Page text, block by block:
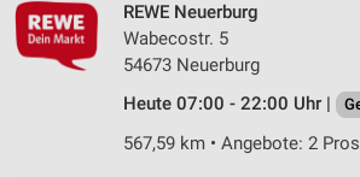
REWE Neuerburg
Wabecostr. 5
54673 Neuerburg
Heute 07:00 - 22:00 Uhr |
567,59 km • Angebote: 2